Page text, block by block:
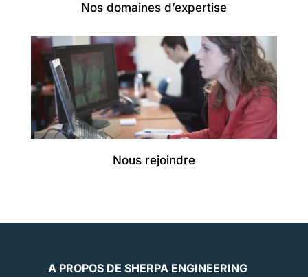
Nos domaines d’expertise
Nous rejoindre
A PROPOS DE SHERPA ENGINEERING